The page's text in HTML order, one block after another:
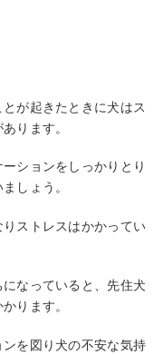
が起きたときに犬はス
ります。
ションをしっかりとり
しょう。
ストレスはかかってい
なっていると、先住犬
ります。
を図り犬の不安な気持